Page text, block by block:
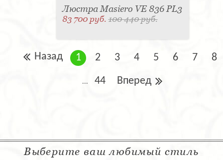
Люстра Masiero VE 836 PL3
83 700 руб.100 440 руб.
Назад 1 2 3 4 5 6 7 8
... 44 Вперед
Выберите ваш любимый стиль